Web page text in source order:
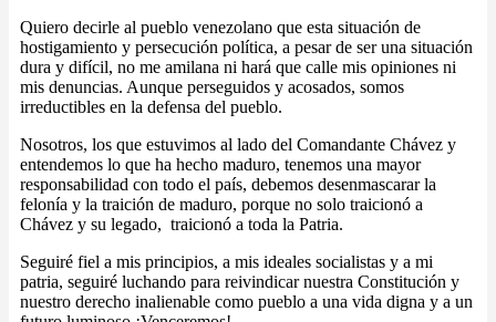
Quiero decirle al pueblo venezolano que esta situación de
hostigamiento y persecución política, a pesar de ser una situación
dura y difícil, no me amilana ni hará que calle mis opiniones ni
mis denuncias. Aunque perseguidos y acosados, somos
irreductibles en la defensa del pueblo.
Nosotros, los que estuvimos al lado del Comandante Chávez y
entendemos lo que ha hecho maduro, tenemos una mayor
responsabilidad con todo el país, debemos desenmascarar la
felonía y la traición de maduro, porque no solo traicionó a
Chávez y su legado, traicionó a toda la Patria.
Seguiré fiel a mis principios, a mis ideales socialistas y a mi
patria, seguiré luchando para reivindicar nuestra Constitución y
nuestro derecho inalienable como pueblo a una vida digna y a un